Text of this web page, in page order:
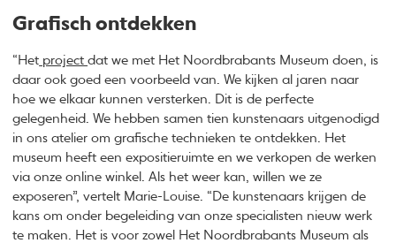
Grafisch ontdekken
“Het projectdat we met Het Noordbrabants Museum doen, is
daar ook goed een voorbeeld van. We kijken al jaren naar
hoe we elkaar kunnen versterken. Dit is de perfecte
gelegenheid. We hebben samen tien kunstenaars uitgenodigd
in ons atelier om grafische technieken te ontdekken. Het
museum heeft een expositieruimte en we verkopen de werken
via onze online winkel. Als het weer kan, willen we ze
exposeren”, vertelt Marie-Louise. “De kunstenaars krijgen de
kans om onder begeleiding van onze specialisten nieuw werk
te maken. Het is voor zowel Het Noordbrabants Museum als